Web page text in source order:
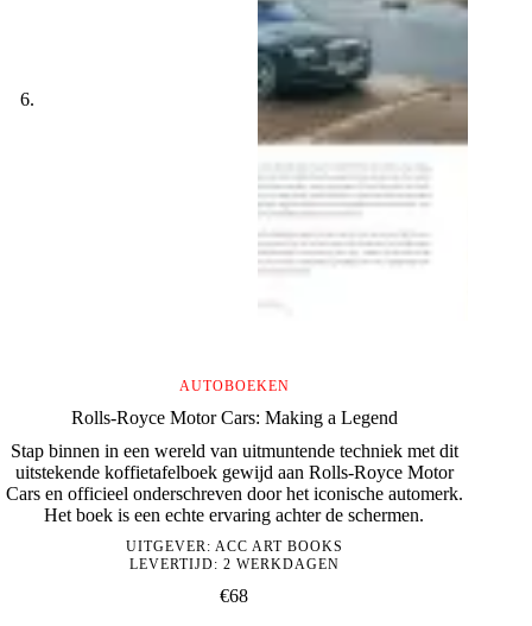
AUTOBOEKEN
Rolls-Royce Motor Cars: Making a Legend
Stap binnen in een wereld van uitmuntende techniek met dit
uitstekende koffietafelboek gewijd aan Rolls-Royce Motor
Cars en officieel onderschreven door het iconische automerk.
Het boek is een echte ervaring achter de schermen.
UITGEVER: ACC ART BOOKS
LEVERTIJD: 2 WERKDAGEN
€68